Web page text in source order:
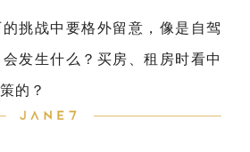
挑战中要格外留意，像是自驾
发生什么？买房、租房时看中
的？